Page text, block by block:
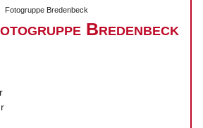
Fotogruppe Bredenbeck
Bredenbeck